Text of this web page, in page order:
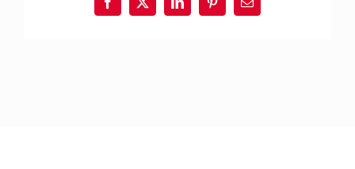
Facebook
X LinkedInPinterest
E-